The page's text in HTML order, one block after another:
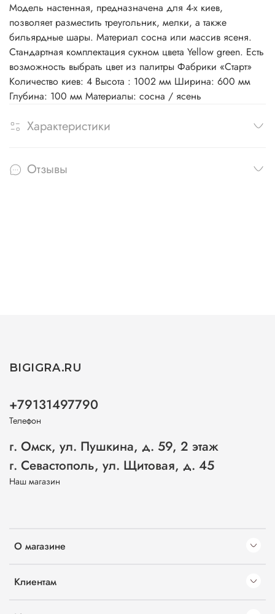
Модель настенная, предназначена для 4-х киев,
позволяет разместить треугольник, мелки, а также
бильярдные шары. Материал сосна или массив ясеня.
Стандартная комплектация сукном цвета Yellow green. Есть
возможность выбрать цвет из палитры Фабрики «Старт»
Количество киев: 4 Высота : 1002 мм Ширина: 600 мм
Глубина: 100 мм Материалы: сосна / ясень
Характеристики
Отзывы
О магазине
Клиентам
BIGIGRA.RU
+79131497790
Телефон
г. Омск, ул. Пушкина, д. 59, 2 этаж
г. Севастополь, ул. Щитовая, д. 45
Наш магазин